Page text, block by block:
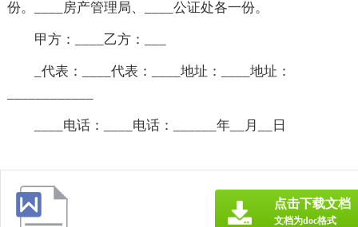
份。____房产管理局、____公证处各一份。
甲方：____乙方：___
_代表：____代表：____地址：____地址：
____电话：____电话：______年__月__日
点击下载文档
文档为doc格式